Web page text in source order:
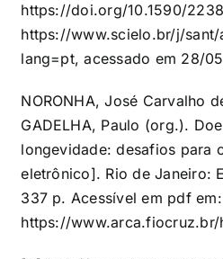
https://doi.org/10.1590/
https://www.scielo.br/j/sant/
lang=pt, acessado em 28/
NORONHA, José Carvalho
GADELHA, Paulo (org.).
longevidade: desafios para
eletrônico]. Rio de Janeiro:
337 p. Acessível em pdf em:
https://www.arca.fiocruz.br/